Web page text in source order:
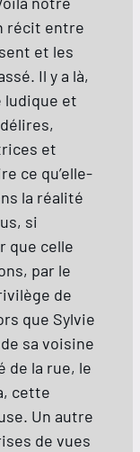
récit entre
et les
Il y a là,
ludique et
et
ce qu’elle-
la réalité
si
que celle
par le
de
que Sylvie
sa voisine
de la rue, le
cette
Un autre
de vues